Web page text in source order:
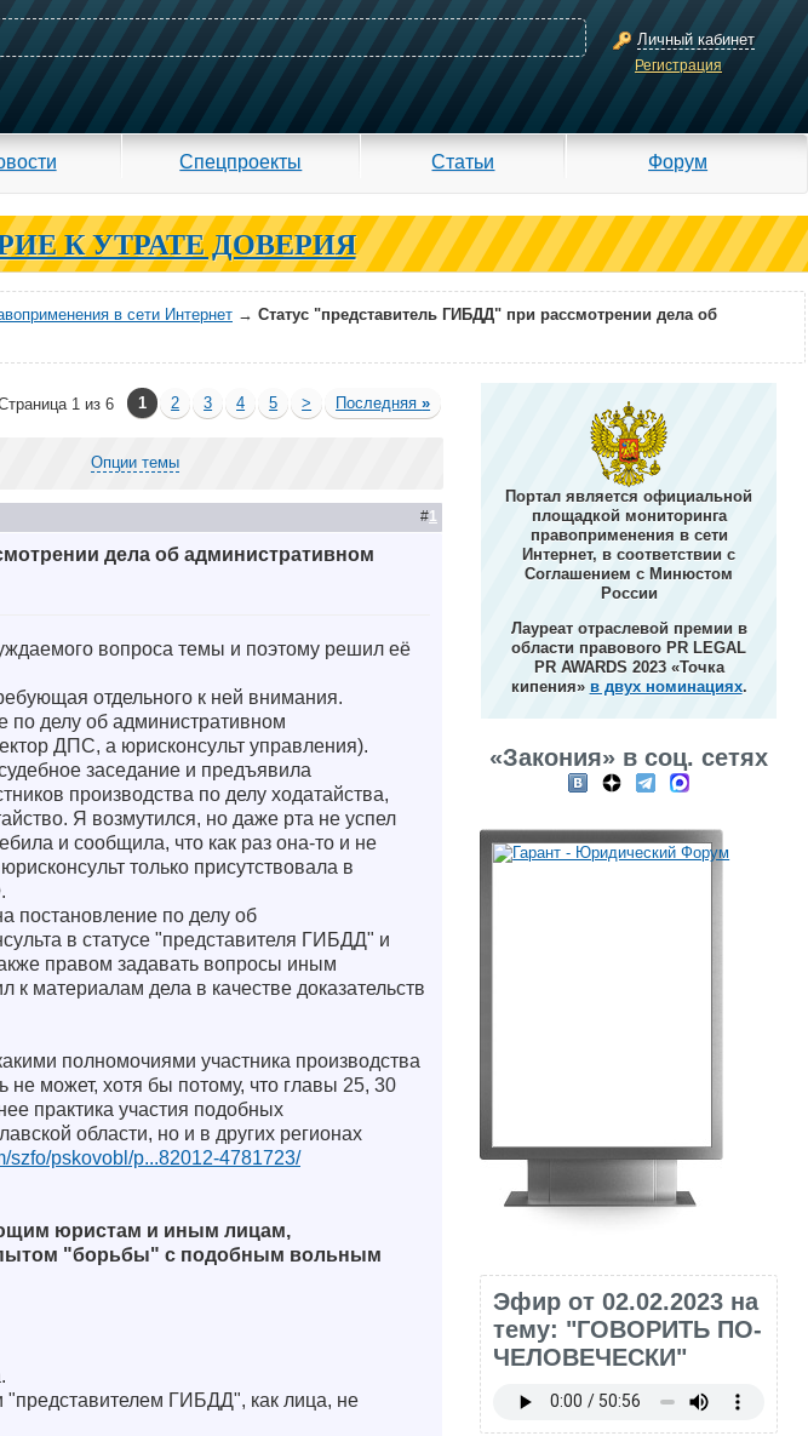
Личный кабинет
Регистрация
Спецпроекты Статьи Форум
К УТРАТЕ ДОВЕРИЯ
в сети Интернет → Статус "представитель ГИБДД" при рассмотрении дела об
1 из 6 1 2 3 4 5 > Последняя»
Опции темы
#1
дела об административном
вопроса темы и поэтому решил её
отдельного к ней внимания.
по делу об административном
ДПС, а юрисконсульт управления).
заседание и предъявила
производства по делу ходатайства,
Я возмутился, но даже рта не успел
и сообщила, что как раз она-то и не
только присутствовала в
постановление по делу об
в статусе "представителя ГИБДД" и
правом задавать вопросы иным
к материалам дела в качестве доказательств
полномочиями участника производства
может, хотя бы потому, что главы 25, 30
практика участия подобных
области, но и в других регионах
szfo/pskovobl/p...82012-4781723/
юристам и иным лицам,
"борьбы" с подобным вольным
"представителем ГИБДД", как лица, не
Портал является официальной
площадкой мониторинга
правоприменения в сети
Интернет, в соответствии с
Соглашением с Минюстом
России
Лауреат отраслевой премии в
области правового PR LEGAL
PR AWARDS 2023 «Точка
кипения» в двух номинациях.
«Закония» в соц. сетях
Эфир от 02.02.2023 на
тему: "ГОВОРИТЬ ПО-
ЧЕЛОВЕЧЕСКИ"